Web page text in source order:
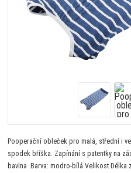
Pooperační obleček pro malá, střední i
spodek bříška. Zapínání s patentky na
bavlna Barva: modro-bílá Velikost